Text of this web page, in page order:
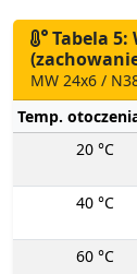
Tabela
MW 24x6 /
Temp.
20 °C
40 °C
60 °C